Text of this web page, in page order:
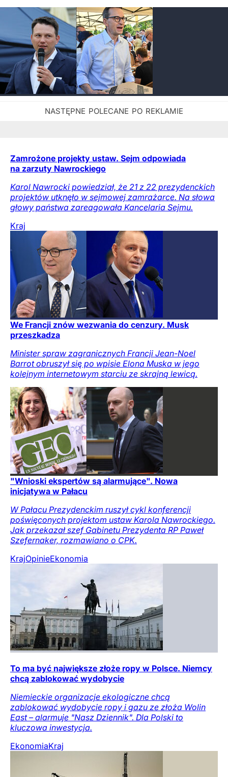
Zamrożone projekty ustaw. Sejm odpowiada
na zarzuty Nawrockiego
Karol Nawrocki powiedział, że 21 z 22 prezydenckich
projektów utknęło w sejmowej zamrażarce. Na słowa
głowy państwa zareagowała Kancelaria Sejmu.
Kraj
We Francji znów wezwania do cenzury. Musk
przeszkadza
Minister spraw zagranicznych Francji Jean-Noel
Barrot obruszył się po wpisie Elona Muska w jego
kolejnym internetowym starciu ze skrajną lewicą.
"Wnioski ekspertów są alarmujące". Nowa
inicjatywa w Pałacu
W Pałacu Prezydenckim ruszył cykl konferencji
poświęconych projektom ustaw Karola Nawrockiego.
Jak przekazał szef Gabinetu Prezydenta RP Paweł
Szefernaker, rozmawiano o CPK.
KrajOpinieEkonomia
To ma być największe złoże ropy w Polsce. Niemcy
chcą zablokować wydobycie
Niemieckie organizacje ekologiczne chcą
zablokować wydobycie ropy i gazu ze złoża Wolin
East – alarmuje "Nasz Dziennik". Dla Polski to
kluczowa inwestycja.
EkonomiaKraj